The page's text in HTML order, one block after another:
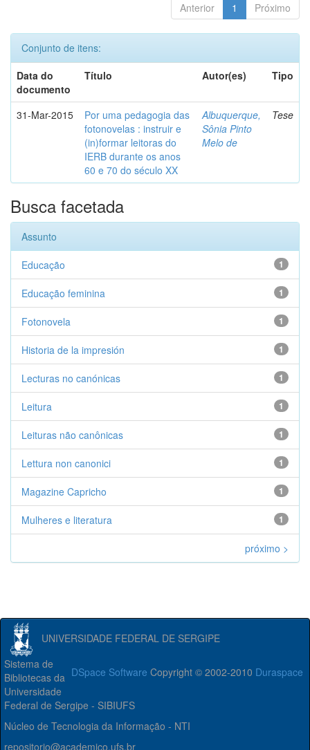
Anterior 1 Próximo
Conjunto de itens:
Data do
documento
Título Autor(es) Tipo
31-Mar-2015
Por uma pedagogia das
fotonovelas : instruir e
(in)formar leitoras do
IERB durante os anos
60 e 70 do século XX
Albuquerque,
Sônia Pinto
Melo de
Tese
Busca facetada
Assunto
1
Educação
1
Educação feminina
1
Fotonovela
1
Historia de la impresión
1
Lecturas no canónicas
1
Leitura
1
Leituras não canônicas
1
Lettura non canonici
1
Magazine Capricho
1
Mulheres e literatura
próximo >
UNIVERSIDADE FEDERAL DE SERGIPE
DSpace Software Copyright © 2002-2010 Duraspace
Sistema de
Bibliotecas da
Universidade
Federal de Sergipe - SIBIUFS
Núcleo de Tecnologia da Informação - NTI
repositorio@academico.ufs.br